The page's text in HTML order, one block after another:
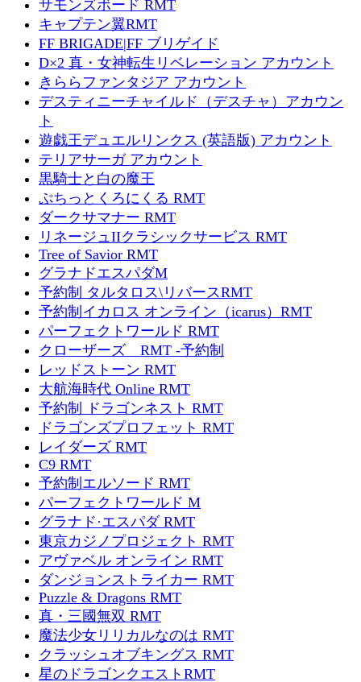
サモンズボード RMT
キャプテン翼RMT
FF BRIGADE|FF ブリゲイド
D×2 真・女神転生リベレーション アカウント
きららファンタジア アカウント
デスティニーチャイルド（デスチャ）アカウン
ト
遊戯王デュエルリンクス (英語版) アカウント
テリアサーガ アカウント
黒騎士と白の魔王
ぷちっとくろにくる RMT
ダークサマナー RMT
リネージュIIクラシックサービス RMT
Tree of Savior RMT
グラナドエスパダM
予約制 タルタロス\リバースRMT
予約制イカロス オンライン（icarus）RMT
パーフェクトワールド RMT
クローザーズ RMT -予約制
レッドストーン RMT
大航海時代 Online RMT
予約制 ドラゴンネスト RMT
ドラゴンズプロフェット RMT
レイダーズ RMT
C9 RMT
予約制エルソード RMT
パーフェクトワールド M
グラナド·エスパダ RMT
東京カジノプロジェクト RMT
アヴァベル オンライン RMT
ダンジョンストライカー RMT
Puzzle & Dragons RMT
真・三國無双 RMT
魔法少女リリカルなのは RMT
クラッシュオブキングス RMT
星のドラゴンクエストRMT